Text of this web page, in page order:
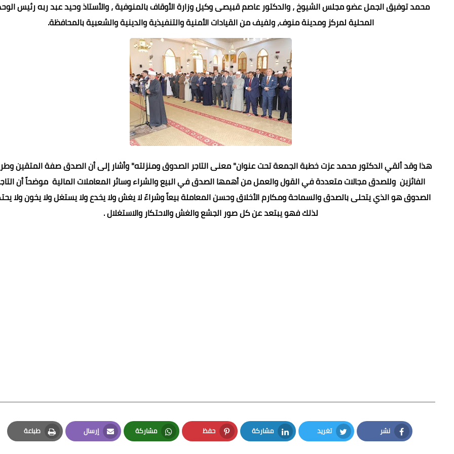
محمد توفيق الجمل عضو مجلس الشيوخ ، والدكتور عاصم قبيصى وكيل وزارة الأوقاف بالمنوفية ، والأستاذ وحيد عبد ربه رئيس
المحلية لمركز ومدينة منوف، ولفيف من القيادات الأمنية والتنفيذية والدينية والشعبية بالمحافظة.
هذا وقد ألقي الدكتور محمد عزت خطبة الجمعة تحت عنوان" معنى التاجر الصدوق ومنزلته" وأشار إلى أن الصدق صفة المتقين
الفائزين وللصدق مجالات متعددة في القول والعمل من أهمها الصدق في البيع والشراء وسائر المعاملات المالية موضحاً أن
الصدوق هو الذي يتحلى بالصدق والسماحة ومكارم الأخلاق وحسن المعاملة بيعاً وشراءً لا يغش ولا يخدع ولا يستغل ولا يخون ولا
لذلك فهو يبتعد عن كل صور الجشع والغش والاحتكار والاستغلال .
نشر
Facebook
تغريد
Twitter
مشاركة
LinkedIn
حفظ
Pinterest
مشاركة
Whatsapp
إرسال
Email
طباعة
Print